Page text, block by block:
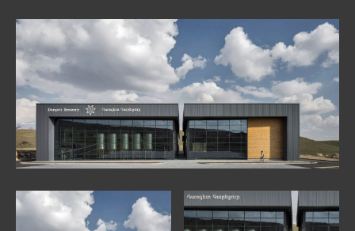
ԴՌՆԵՐ
ՊԱՏՈՒՀԱՆՆԵՐ
ԱՊԱԿԵ
ԿՈՆՍՏՐՈՒԿՑԻԱՆԵՐ
ՖԱՍԱԴԱՅԻՆ